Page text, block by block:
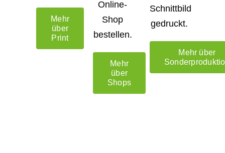
Mehr
über
Print
Online-
Shop
bestellen.
Mehr
über
Shops
Schnittbild
gedruckt.
Mehr über